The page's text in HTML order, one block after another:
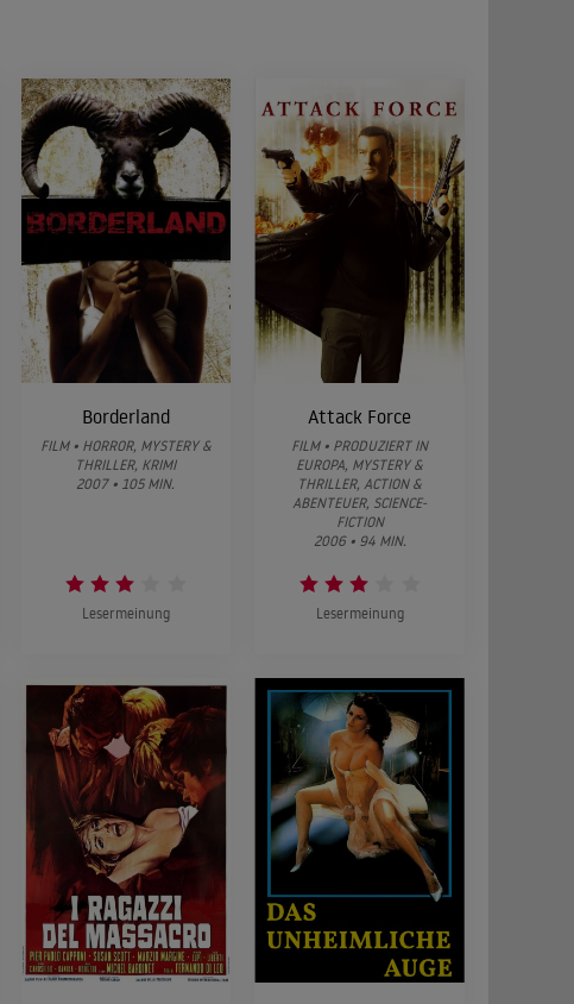
Borderland
FILM • HORROR, MYSTERY &
THRILLER, KRIMI
2007 • 105 MIN.
Lesermeinung
Attack Force
FILM • PRODUZIERT IN
EUROPA, MYSTERY &
THRILLER, ACTION &
ABENTEUER, SCIENCE-
FICTION
2006 • 94 MIN.
Lesermeinung